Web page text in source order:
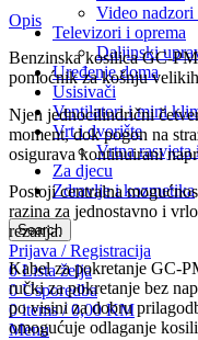
Video nadzori
Televizori i oprema
Daljinski
Uređenje doma
Usisivači
Ventilatori i mini
Vrt i dvorište
Vrtna rasvjeta
Za djecu
Zdravlje i kozmetika
Search
Prijava / Registracija
0Lista želja
0 Usporedba
0items / 0,00KM
Menu
Opis
Benzinska kosilica GC-
pomoćnik za košnju
Njen jednocilindrični
moment, dok pogon na
osigurava kontinuirani
Postoji centralna
razina za jednostavno i
rezanja.
Kabel za pokretanje GC-
ručki za pokretanje bez
po visini za dobru
omogućuje odlaganje